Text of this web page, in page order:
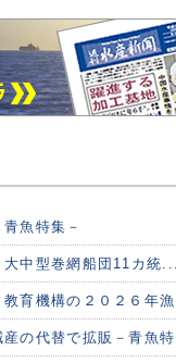
魚特集－
中型巻網船団11カ統...
育機構の２０２６年
の代替で拡販－青魚